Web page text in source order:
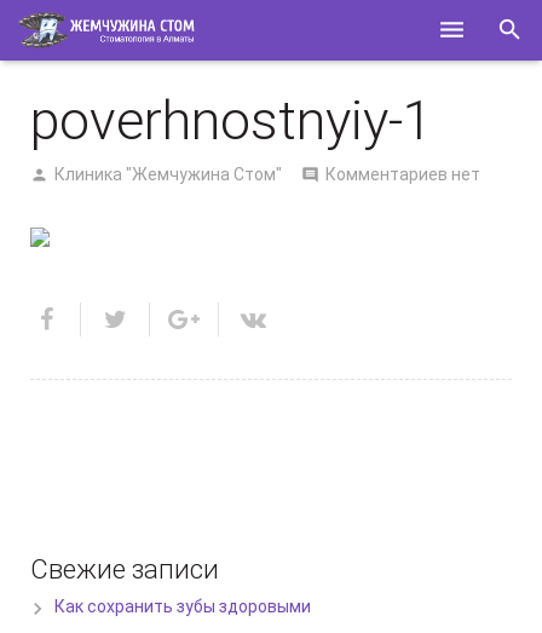
О НАС
КОНТАКТЫ
poverhnostnyiy-1
Клиника "Жемчужина Стом" Комментариев нет
Свежие записи
Как сохранить зубы здоровыми